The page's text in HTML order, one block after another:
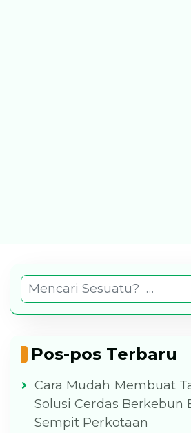
Pos-pos Terbaru
Cara Mudah Membuat
Solusi Cerdas Berkebun
Sempit Perkotaan